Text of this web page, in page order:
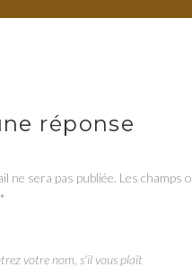
réponse
ne sera pas publiée. Les champs
*